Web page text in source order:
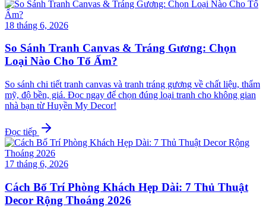
18 tháng 6, 2026
So Sánh Tranh Canvas & Tráng Gương: Chọn
Loại Nào Cho Tổ Ấm?
So sánh chi tiết tranh canvas và tranh tráng gương về chất liệu, thẩm
mỹ, độ bền, giá. Đọc ngay để chọn đúng loại tranh cho không gian
nhà bạn từ Huyền My Decor!
Đọc tiếp
17 tháng 6, 2026
Cách Bố Trí Phòng Khách Hẹp Dài: 7 Thủ Thuật
Decor Rộng Thoáng 2026